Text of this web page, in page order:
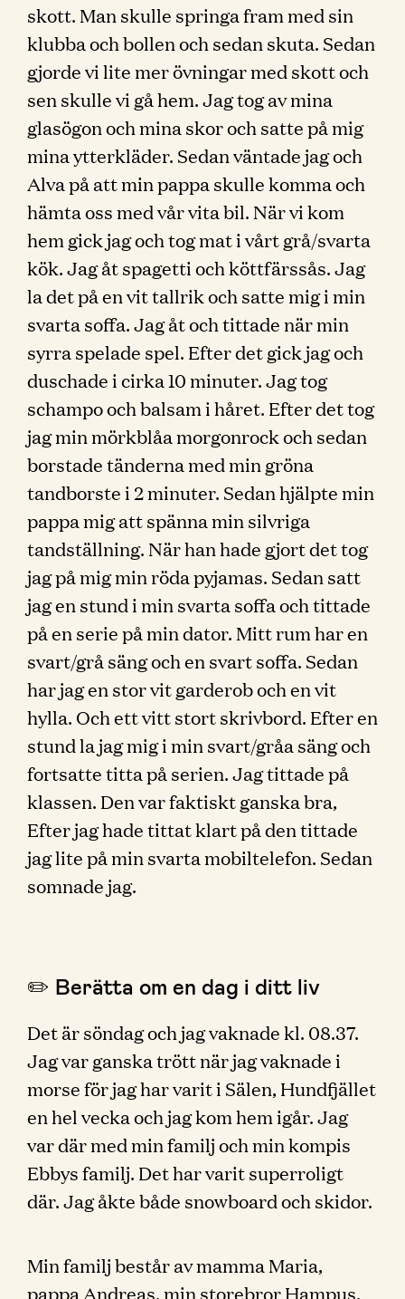
skott. Man skulle springa fram med sin
klubba och bollen och sedan skuta. Sedan
gjorde vi lite mer övningar med skott och
sen skulle vi gå hem. Jag tog av mina
glasögon och mina skor och satte på mig
mina ytterkläder. Sedan väntade jag och
Alva på att min pappa skulle komma och
hämta oss med vår vita bil. När vi kom
hem gick jag och tog mat i vårt grå/svarta
kök. Jag åt spagetti och köttfärssås. Jag
la det på en vit tallrik och satte mig i min
svarta soffa. Jag åt och tittade när min
syrra spelade spel. Efter det gick jag och
duschade i cirka 10 minuter. Jag tog
schampo och balsam i håret. Efter det tog
jag min mörkblåa morgonrock och sedan
borstade tänderna med min gröna
tandborste i 2 minuter. Sedan hjälpte min
pappa mig att spänna min silvriga
tandställning. När han hade gjort det tog
jag på mig min röda pyjamas. Sedan satt
jag en stund i min svarta soffa och tittade
på en serie på min dator. Mitt rum har en
svart/grå säng och en svart soffa. Sedan
har jag en stor vit garderob och en vit
hylla. Och ett vitt stort skrivbord. Efter en
stund la jag mig i min svart/gråa säng och
fortsatte titta på serien. Jag tittade på
klassen. Den var faktiskt ganska bra,
Efter jag hade tittat klart på den tittade
jag lite på min svarta mobiltelefon. Sedan
somnade jag.
✏️ Berätta om en dag i ditt liv
Det är söndag och jag vaknade kl. 08.37.
Jag var ganska trött när jag vaknade i
morse för jag har varit i Sälen, Hundfjället
en hel vecka och jag kom hem igår. Jag
var där med min familj och min kompis
Ebbys familj. Det har varit superroligt
där. Jag åkte både snowboard och skidor.
Min familj består av mamma Maria,
pappa Andreas, min storebror Hampus,